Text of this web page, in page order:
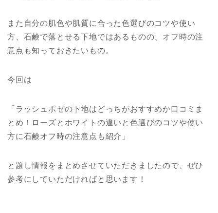
また自分の肌色や肌質に合った色選びのコツや使い
方、石鹸で落とせる下地ではあるものの、オフ時の注
意点も知っておきたいもの。
今回は
「ラッシュポゼの下地はどっちがおすすめか口コミま
とめ！ローズとホワイトの違いと色選びのコツや使い
方に石鹸オフ時の注意点も紹介」
と題し情報をまとめさせていただきましたので、ぜひ
参考にしていただければと思います！